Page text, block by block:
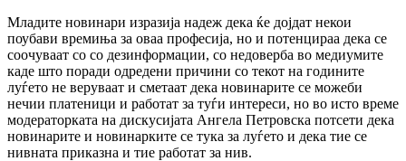
Младите новинари изразија надеж дека ќе дојдат некои
поубави времиња за оваа професија, но и потенцираа дека се
соочуваат со со дезинформации, со недоверба во медиумите
каде што поради одредени причини со текот на годините
луѓето не веруваат и сметаат дека новинарите се можеби
нечии платеници и работат за туѓи интереси, но во исто време
модераторката на дискусијата Ангела Петровска потсети дека
новинарите и новинарките се тука за луѓето и дека тие се
нивната приказна и тие работат за нив.